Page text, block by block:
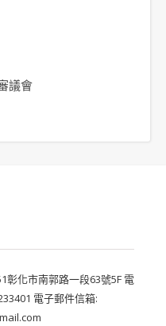
議會
彰化市南郭路一段63號5F 電
電子郵件信箱: